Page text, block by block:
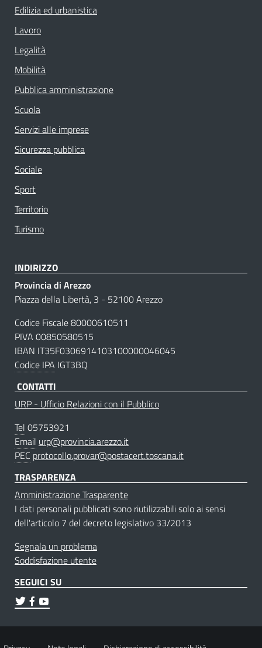
Edilizia ed urbanistica
Lavoro
Legalità
Mobilità
Pubblica amministrazione
Scuola
Servizi alle imprese
Sicurezza pubblica
Sociale
Sport
Territorio
Turismo
INDIRIZZO
Provincia di Arezzo
Piazza della Libertà, 3 - 52100 Arezzo
Codice Fiscale 80000610511
PIVA 00850580515
IBAN IT35F0306914103100000046045
Codice IPA IGT3BQ
CONTATTI
URP - Ufficio Relazioni con il Pubblico
Tel 05753921
Email urp@provincia.arezzo.it
PEC protocollo.provar@postacert.toscana.it
TRASPARENZA
Amministrazione Trasparente
I dati personali pubblicati sono riutilizzabili solo ai sensi
dell'articolo 7 del decreto legislativo 33/2013
Segnala un problema
Soddisfazione utente
SEGUICI SU